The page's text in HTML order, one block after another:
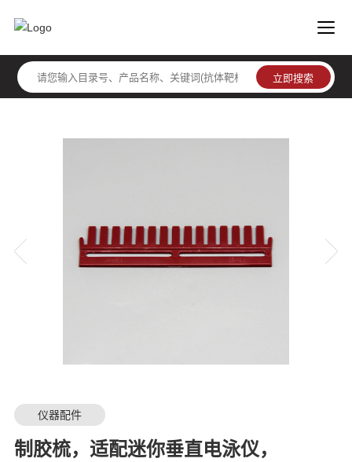
仪器配件
制胶梳，适配迷你垂直电泳仪，